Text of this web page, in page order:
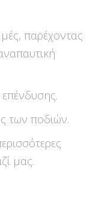
παρέχοντας
των ποδιών.
μας.